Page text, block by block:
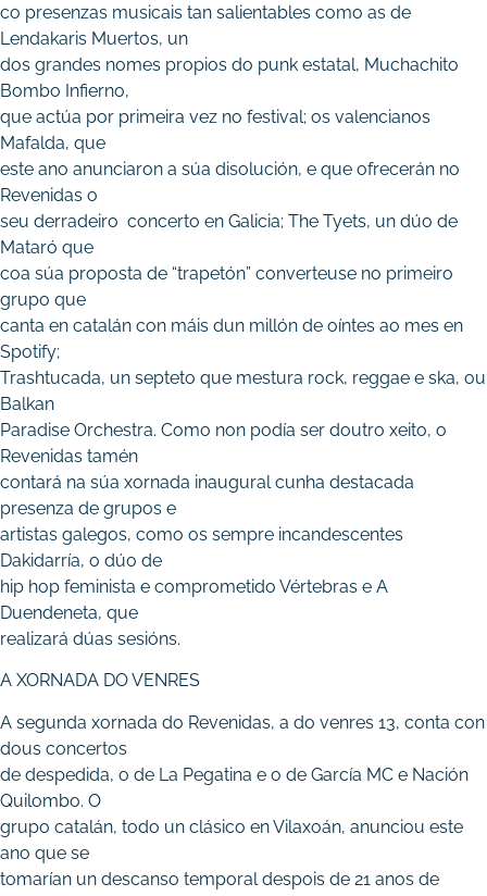
co presenzas musicais tan salientables como as de
Lendakaris Muertos, un
dos grandes nomes propios do punk estatal, Muchachito
Bombo Infierno,
que actúa por primeira vez no festival; os valencianos
Mafalda, que
este ano anunciaron a súa disolución, e que ofrecerán no
Revenidas o
seu derradeiro concerto en Galicia; The Tyets, un dúo de
Mataró que
coa súa proposta de “trapetón” converteuse no primeiro
grupo que
canta en catalán con máis dun millón de oíntes ao mes en
Spotify;
Trashtucada, un septeto que mestura rock, reggae e ska, ou
Balkan
Paradise Orchestra. Como non podía ser doutro xeito, o
Revenidas tamén
contará na súa xornada inaugural cunha destacada
presenza de grupos e
artistas galegos, como os sempre incandescentes
Dakidarría, o dúo de
hip hop feminista e comprometido Vértebras e A
Duendeneta, que
realizará dúas sesións.
A XORNADA DO VENRES
A segunda xornada do Revenidas, a do venres 13, conta con
dous concertos
de despedida, o de La Pegatina e o de García MC e Nación
Quilombo. O
grupo catalán, todo un clásico en Vilaxoán, anunciou este
ano que se
tomarían un descanso temporal despois de 21 anos de